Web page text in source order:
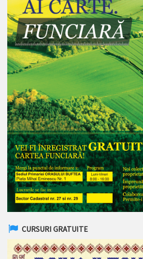
CURSURI GRATUITE